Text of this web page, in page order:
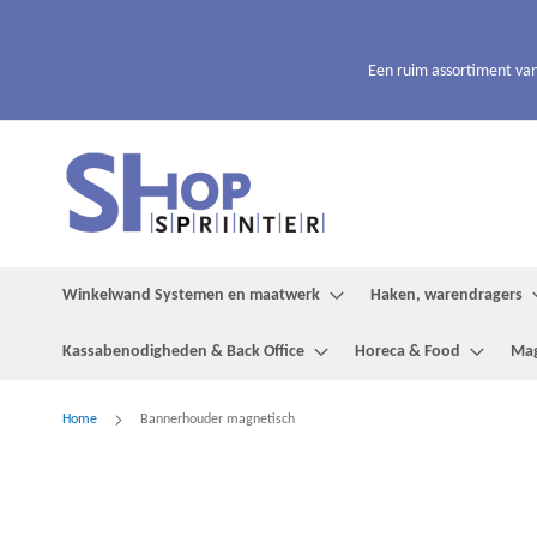
Een ruim assortiment
Winkelwand Systemen en maatwerk Haken, warendragers
Kassabenodigheden & Back Office Horeca & Food
Home Bannerhouder magnetisch